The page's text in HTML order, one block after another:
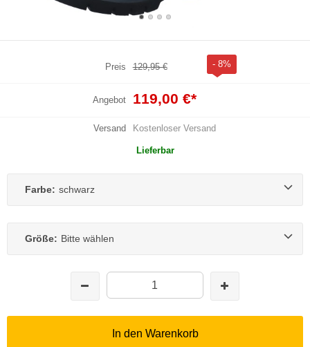
Preis 129,95 € - 8%
Angebot 119,00 €*
Versand Kostenloser Versand
Lieferbar
Farbe: schwarz
Größe: Bitte wählen
In den Warenkorb